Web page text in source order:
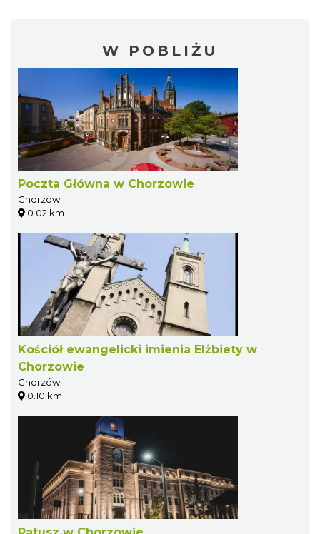
W POBLIŻU
Poczta Główna w Chorzowie
Chorzów
0.02 km
Kościół ewangelicki imienia Elżbiety w
Chorzowie
Chorzów
0.10 km